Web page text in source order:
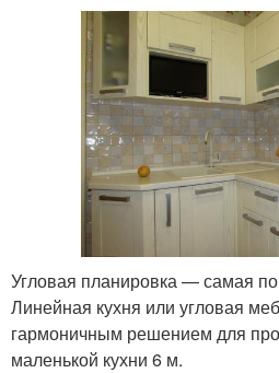
Угловая планировка — самая
Линейная кухня или угловая
гармоничным решением для
маленькой кухни 6 м.